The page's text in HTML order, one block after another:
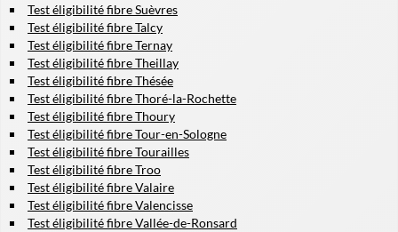
Test éligibilité fibre Suèvres
Test éligibilité fibre Talcy
Test éligibilité fibre Ternay
Test éligibilité fibre Theillay
Test éligibilité fibre Thésée
Test éligibilité fibre Thoré-la-Rochette
Test éligibilité fibre Thoury
Test éligibilité fibre Tour-en-Sologne
Test éligibilité fibre Tourailles
Test éligibilité fibre Troo
Test éligibilité fibre Valaire
Test éligibilité fibre Valencisse
Test éligibilité fibre Vallée-de-Ronsard